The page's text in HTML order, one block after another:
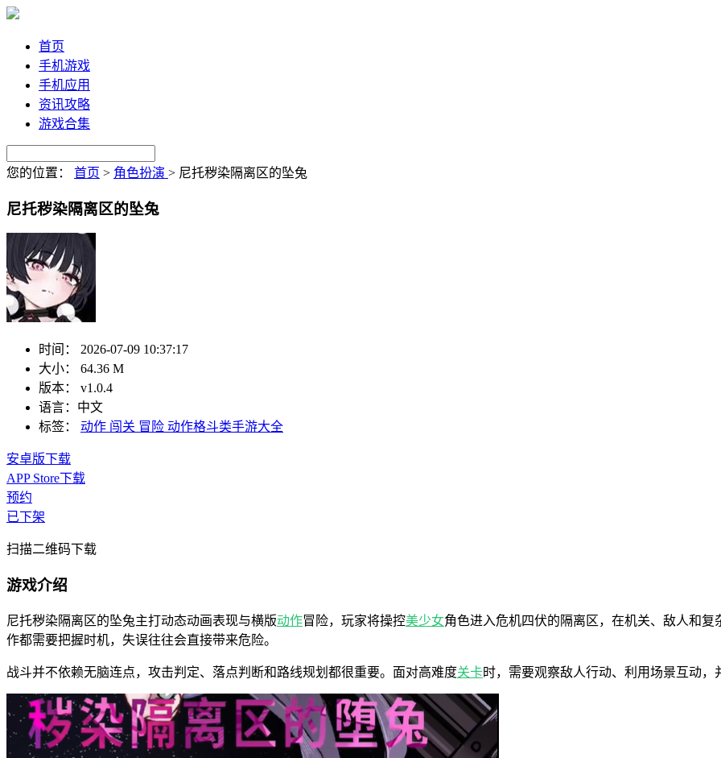
首页
手机游戏
手机应用
资讯攻略
游戏合集
您的位置： 首页 > 角色扮演 > 尼托秽染隔离区的坠兔
尼托秽染隔离区的坠兔
时间：
2026-07-09 10:37:17
大小：
64.36 M
版本：
v1.0.4
语言： 中文
标签：
动作 闯关 冒险 动作格斗类手游大全
安卓版下载
APP Store下载
预约
已下架
扫描二维码下载
游戏介绍
尼托秽染隔离区的坠兔主打动态动画表现与横版动作冒险，玩家将操控美少女角色进入危机四伏的隔离区，在机关、敌人和复
作都需要把握时机，失误往往会直接带来危险。
战斗并不依赖无脑连点，攻击判定、落点判断和路线规划都很重要。面对高难度关卡时，需要观察敌人行动、利用场景互动，